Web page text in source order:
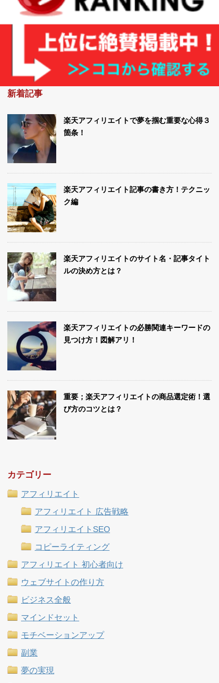
新着記事
楽天アフィリエイトで夢を掴む重要な心得３
箇条！
楽天アフィリエイト記事の書き方！テクニッ
ク編
楽天アフィリエイトのサイト名・記事タイト
ルの決め方とは？
楽天アフィリエイトの必勝関連キーワードの
見つけ方！図解アリ！
重要；楽天アフィリエイトの商品選定術！選
び方のコツとは？
カテゴリー
アフィリエイト
アフィリエイト 広告戦略
アフィリエイトSEO
コピーライティング
アフィリエイト 初心者向け
ウェブサイトの作り方
ビジネス全般
マインドセット
モチベーションアップ
副業
夢の実現